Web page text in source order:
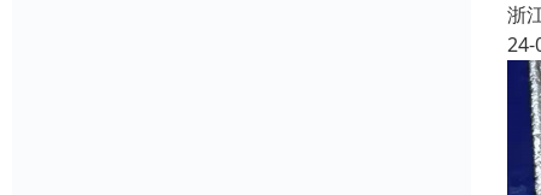
浙
24-